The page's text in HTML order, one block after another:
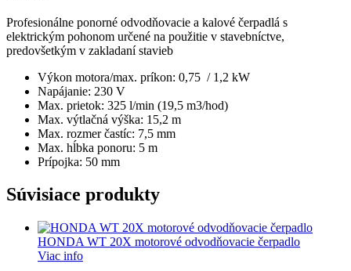
Profesionálne ponorné odvodňovacie a kalové čerpadlá s
elektrickým pohonom určené na použitie v stavebníctve,
predovšetkým v zakladaní stavieb
Výkon motora/max. príkon: 0,75 / 1,2 kW
Napájanie: 230 V
Max. prietok: 325 l/min (19,5 m3/hod)
Max. výtlačná výška: 15,2 m
Max. rozmer častíc: 7,5 mm
Max. hĺbka ponoru: 5 m
Prípojka: 50 mm
Súvisiace produkty
HONDA WT 20X motorové odvodňovacie čerpadlo
Viac info